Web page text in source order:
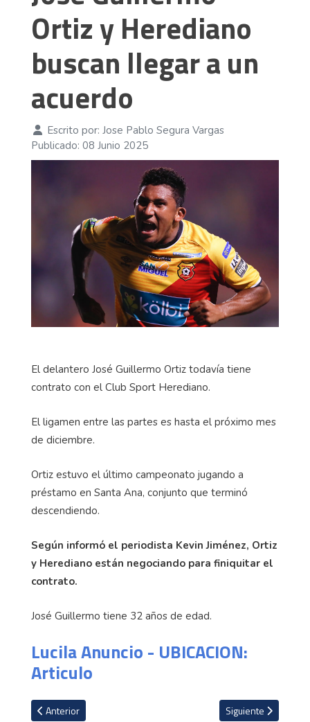
Ortiz y Herediano
buscan llegar a un
acuerdo
Escrito por: Jose Pablo Segura Vargas
Publicado: 08 Junio 2025
El delantero José Guillermo Ortiz todavía tiene
contrato con el Club Sport Herediano.
El ligamen entre las partes es hasta el próximo mes
de diciembre.
Ortiz estuvo el último campeonato jugando a
préstamo en Santa Ana, conjunto que terminó
descendiendo.
Según informó el periodista Kevin Jiménez, Ortiz
y Herediano están negociando para finiquitar el
contrato.
José Guillermo tiene 32 años de edad.
Lucila Anuncio - UBICACION:
Articulo
Artículo anterior: Cartaginés cerca de fichar a jugador del
Anterior Artículo siguiente:
Siguiente